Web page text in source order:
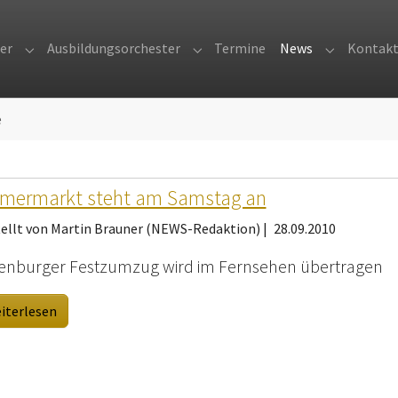
Submenu for "Orchester"
Ausbildungsorchester Submenu for
Termine News Submenu
Kontakt
steht am Samstag an
von Martin Brauner (NEWS-Redaktion) | 28.09.2010
Festzumzug wird im Fernsehen übertragen